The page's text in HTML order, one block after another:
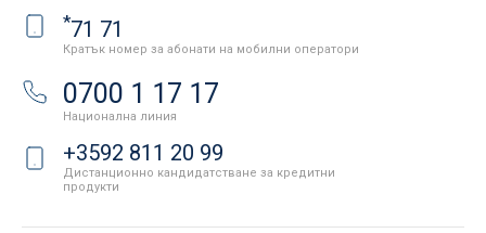
*71 71
Кратък номер за абонати на мобилни оператори
0700 1 17 17
Национална линия
+3592 811 20 99
Дистанционно кандидатстване за кредитни
продукти